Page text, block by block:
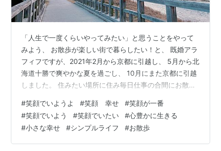
「人生で一度くらいやってみたい」と思うことをやって
みよう、 お散歩が楽しい街で暮らしたい！と、 既婚アラ
フィフですが、2021年2月から京都に引越し、 5月から北
海道十勝で爽やかな夏を過ごし、 10月にまた京都に引越
しました。 住みたい場所に住み毎日仕事の合間にお散歩
の方はこちらをご覧ください(^ ^) 「プロフィールとブロ
グの紹介 - 人生で一度くらい」 ＊ 今日も仕事の合間に外
の空気を吸いたいな〜、 空の下を歩きたいな〜と、いつ
ものようにお散歩に出ましたら、 振袖やスーツ姿の若い
#笑顔でいようよ #笑顔 幸せ #笑顔が一番
#笑顔でいよう #笑顔でいたい #心豊かに生きる
#小さな幸せ #シンプルライフ #お散歩